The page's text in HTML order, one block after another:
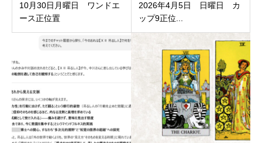
10月30日月曜日 ワンドエ
ース正位置
2026年4月5日 日曜日 カ
ップ9正位...